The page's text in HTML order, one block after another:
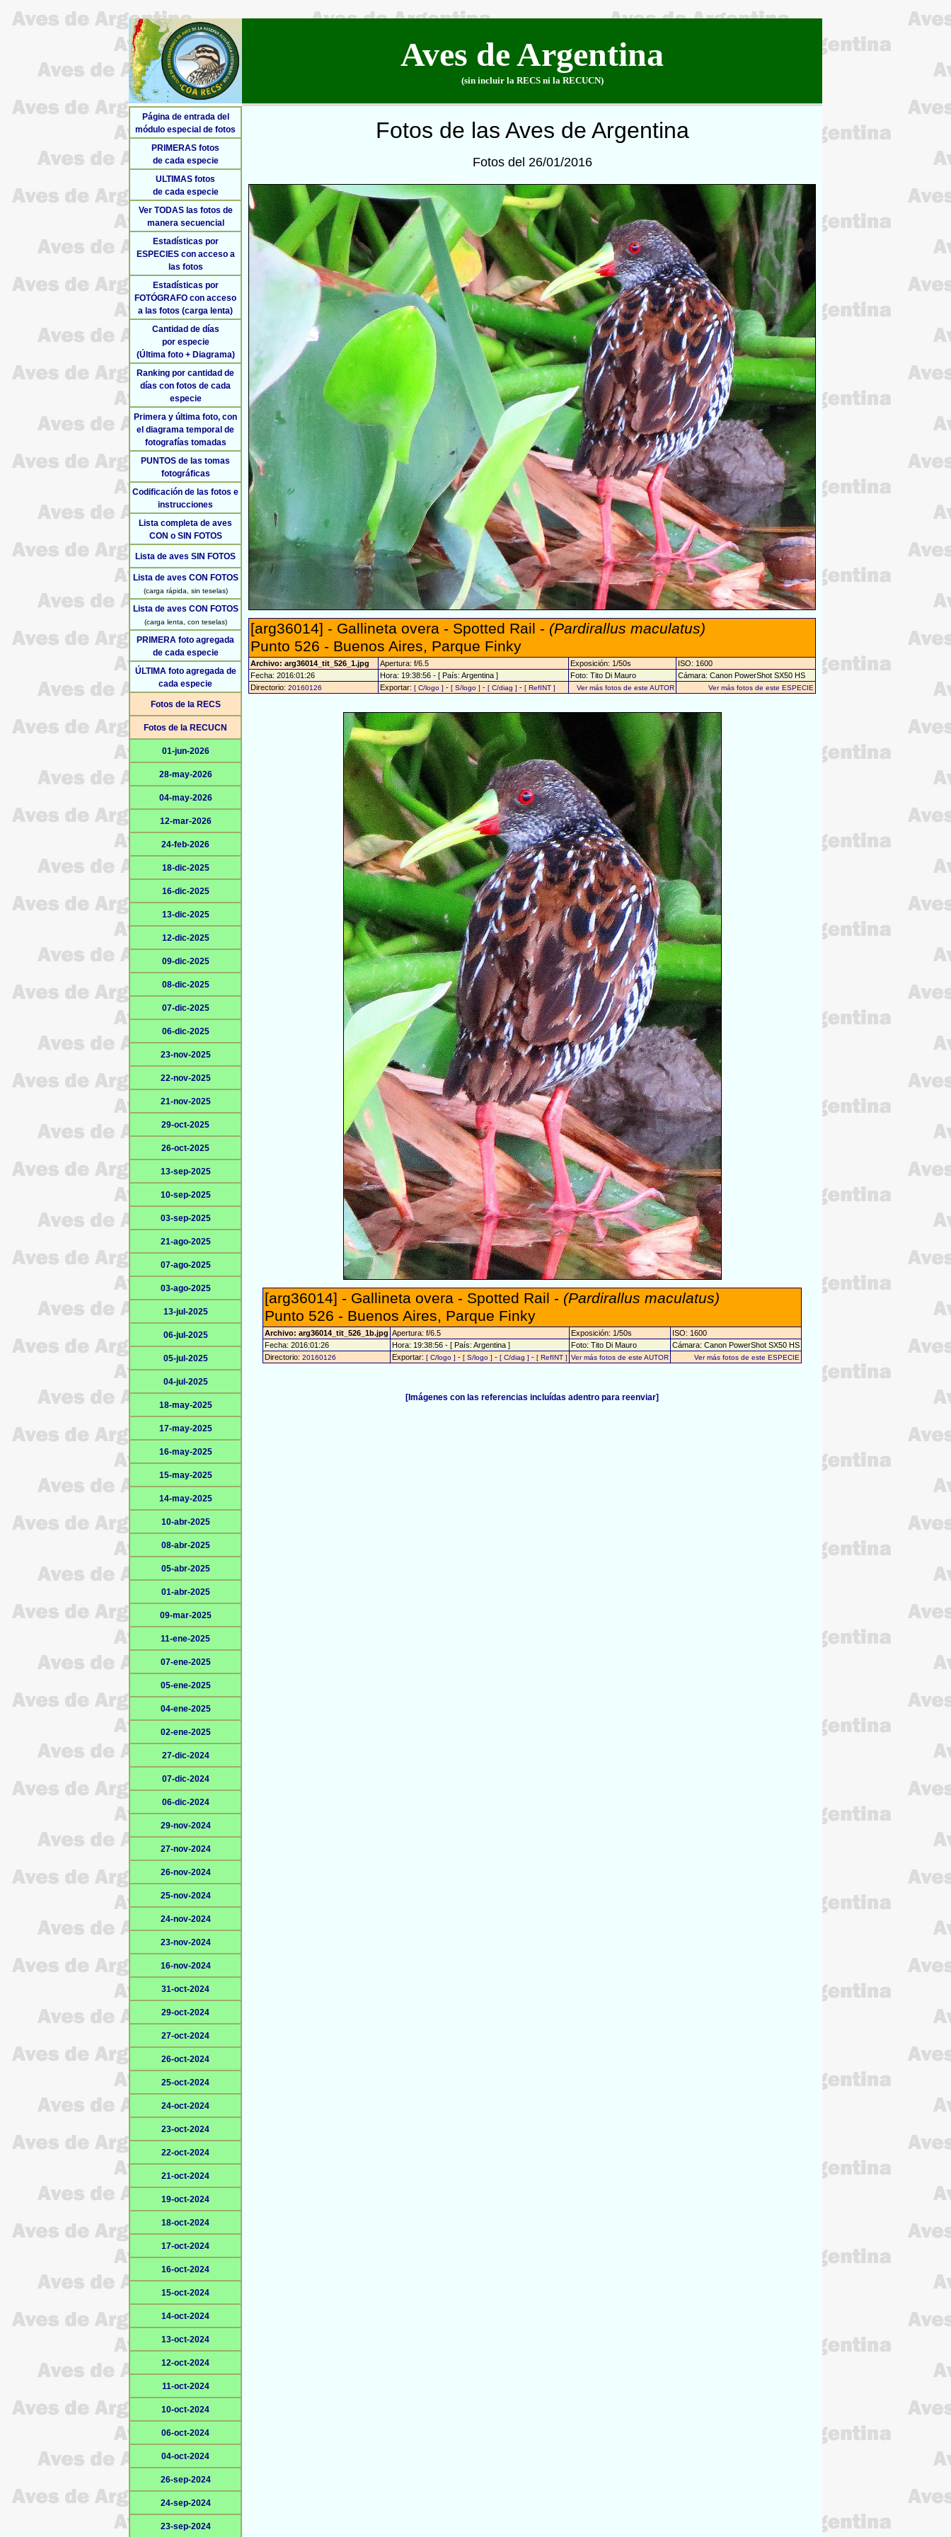
Aves de Argentina
(sin incluir la RECS ni la RECUCN)
Página de entrada del
módulo especial de fotos
PRIMERAS fotos
de cada especie
ULTIMAS fotos
de cada especie
Ver TODAS las fotos de
manera secuencial
Estadísticas por
ESPECIES con acceso a
las fotos
Estadísticas por
FOTÓGRAFO con acceso
a las fotos (carga lenta)
Cantidad de días
por especie
(Última foto + Diagrama)
Ranking por cantidad de
días con fotos de cada
especie
Primera y última foto, con
el diagrama temporal de
fotografías tomadas
PUNTOS de las tomas
fotográficas
Codificación de las fotos e
instrucciones
Lista completa de aves
CON o SIN FOTOS
Lista de aves SIN FOTOS
Lista de aves CON FOTOS
(carga rápida, sin teselas)
Lista de aves CON FOTOS
(carga lenta, con teselas)
PRIMERA foto agregada
de cada especie
ÚLTIMA foto agregada de
cada especie
Fotos de la RECS
Fotos de la RECUCN
01-jun-2026
28-may-2026
04-may-2026
12-mar-2026
24-feb-2026
18-dic-2025
16-dic-2025
13-dic-2025
12-dic-2025
09-dic-2025
08-dic-2025
07-dic-2025
06-dic-2025
23-nov-2025
22-nov-2025
21-nov-2025
29-oct-2025
26-oct-2025
13-sep-2025
10-sep-2025
03-sep-2025
21-ago-2025
07-ago-2025
03-ago-2025
13-jul-2025
06-jul-2025
05-jul-2025
04-jul-2025
18-may-2025
17-may-2025
16-may-2025
15-may-2025
14-may-2025
10-abr-2025
08-abr-2025
05-abr-2025
01-abr-2025
09-mar-2025
11-ene-2025
07-ene-2025
05-ene-2025
04-ene-2025
02-ene-2025
27-dic-2024
07-dic-2024
06-dic-2024
29-nov-2024
27-nov-2024
26-nov-2024
25-nov-2024
24-nov-2024
23-nov-2024
16-nov-2024
31-oct-2024
29-oct-2024
27-oct-2024
26-oct-2024
25-oct-2024
24-oct-2024
23-oct-2024
22-oct-2024
21-oct-2024
19-oct-2024
18-oct-2024
17-oct-2024
16-oct-2024
15-oct-2024
14-oct-2024
13-oct-2024
12-oct-2024
11-oct-2024
10-oct-2024
06-oct-2024
04-oct-2024
26-sep-2024
24-sep-2024
23-sep-2024
Fotos de las Aves de Argentina
Fotos del 26/01/2016
[arg36014] - Gallineta overa - Spotted Rail - (Pardirallus maculatus)
Punto 526 - Buenos Aires, Parque Finky
Archivo: arg36014_tit_526_1.jpg Apertura: f/6.5 Exposición: 1/50s
ISO: 1600
Fecha: 2016:01:26
Hora: 19:38:56 - [ País: Argentina ] Foto: Tito Di Mauro
Cámara: Canon PowerShot SX50 HS
Directorio: 20160126 Exportar: [ C/logo ] - [ S/logo ] - [ C/diag ] - [ RefINT ] Ver más fotos de este AUTOR Ver más fotos de este ESPECIE
[arg36014] - Gallineta overa - Spotted Rail - (Pardirallus maculatus)
Punto 526 - Buenos Aires, Parque Finky
Archivo: arg36014_tit_526_1b.jpg Apertura: f/6.5 Exposición: 1/50s
ISO: 1600
Fecha: 2016:01:26
Hora: 19:38:56 - [ País: Argentina ] Foto: Tito Di Mauro
Cámara: Canon PowerShot SX50 HS
Directorio: 20160126 Exportar: [ C/logo ] - [ S/logo ] - [ C/diag ] - [ RefINT ] Ver más fotos de este AUTOR Ver más fotos de este ESPECIE
[Imágenes con las referencias incluídas adentro para reenviar]